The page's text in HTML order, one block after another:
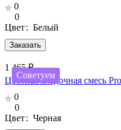
0
0
Заказать
Цвет: Белый
Советуем
1 465 ₽
Цветная кладочная смесь
0
0
Цвет: Черная